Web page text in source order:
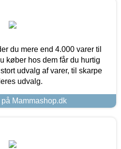
du mere end 4.000 varer til
køber hos dem får du hurtig
udvalg af varer, til skarpe
udvalg.
Mammashop.dk